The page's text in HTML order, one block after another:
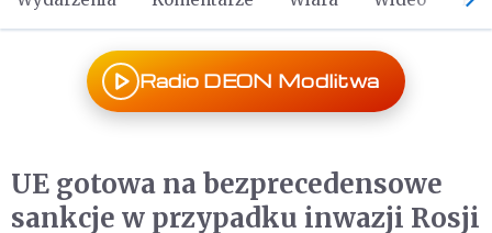
Radio DEON Modlitwa
UE gotowa na bezprecedensowe
sankcje w przypadku inwazji Rosji